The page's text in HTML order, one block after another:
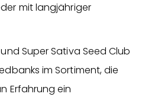
mit langjähriger
Super Sativa Seed Club
im Sortiment, die
Erfahrung ein